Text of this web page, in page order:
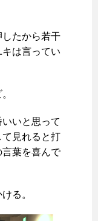
たから若干
は言ってい
いと思って
見れると打
葉を喜んで
る。